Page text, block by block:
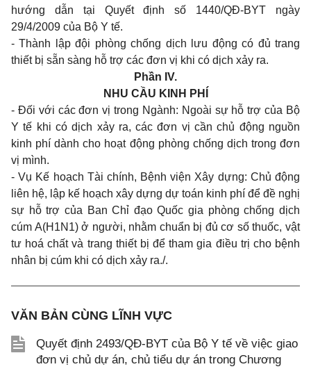
hướng dẫn tại Quyết định số 1440/QĐ-BYT ngày
29/4/2009 của Bộ Y tế.
- Thành lập đội phòng chống dịch lưu động có đủ trang
thiết bị sẵn sàng hỗ trợ các đơn vị khi có dịch xảy ra.
Phần IV.
NHU CẦU KINH PHÍ
- Đối với các đơn vị trong Ngành: Ngoài sự hỗ trợ của Bộ
Y tế khi có dịch xảy ra, các đơn vị cần chủ động nguồn
kinh phí dành cho hoạt động phòng chống dịch trong đơn
vị mình.
- Vụ Kế hoạch Tài chính, Bệnh viện Xây dựng: Chủ động
liên hệ, lập kế hoạch xây dựng dự toán kinh phí để đề nghị
sự hỗ trợ của Ban Chỉ đạo Quốc gia phòng chống dịch
cúm A(H1N1) ở người, nhằm chuẩn bị đủ cơ số thuốc, vật
tư hoá chất và trang thiết bị để tham gia điều trị cho bệnh
nhân bị cúm khi có dịch xảy ra./.
VĂN BẢN CÙNG LĨNH VỰC
Quyết định 2493/QĐ-BYT của Bộ Y tế về việc giao
đơn vị chủ dự án, chủ tiểu dự án trong Chương